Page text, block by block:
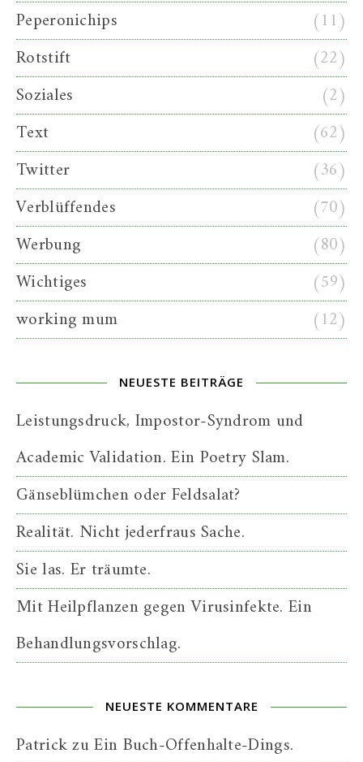
Peperonichips
(11)
Rotstift
(22)
Soziales
(2)
Text
(62)
Twitter
(36)
Verblüffendes
(70)
Werbung
(80)
Wichtiges
(59)
working mum
(12)
NEUESTE BEITRÄGE
Leistungsdruck, Impostor-Syndrom und
Academic Validation. Ein Poetry Slam.
Gänseblümchen oder Feldsalat?
Realität. Nicht jederfraus Sache.
Sie las. Er träumte.
Mit Heilpflanzen gegen Virusinfekte. Ein
Behandlungsvorschlag.
NEUESTE KOMMENTARE
PatrickzuEin Buch-Offenhalte-Dings.